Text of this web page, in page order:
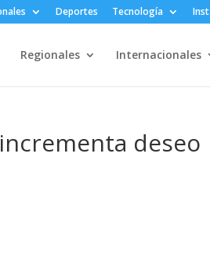
Deportes Tecnología
Regionales Internacionales
deseo